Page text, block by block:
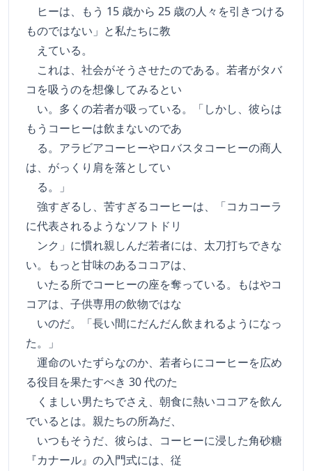
ヒーは、もう 15 歳から 25 歳の人々を引きつける
ものではない」と私たちに教
えている。
これは、社会がそうさせたのである。若者がタバ
コを吸うのを想像してみるとい
い。多くの若者が吸っている。「しかし、彼らは
もうコーヒーは飲まないのであ
る。アラビアコーヒーやロバスタコーヒーの商人
は、がっくり肩を落としてい
る。」
強すぎるし、苦すぎるコーヒーは、「コカコーラ
に代表されるようなソフトドリ
ンク」に慣れ親しんだ若者には、太刀打ちできな
い。もっと甘味のあるココアは、
いたる所でコーヒーの座を奪っている。もはやコ
コアは、子供専用の飲物ではな
いのだ。「長い間にだんだん飲まれるようになっ
た。」
運命のいたずらなのか、若者らにコーヒーを広め
る役目を果たすべき 30 代のた
くましい男たちでさえ、朝食に熱いココアを飲ん
でいるとは。親たちの所為だ、
いつもそうだ、彼らは、コーヒーに浸した角砂糖
『カナール』の入門式には、従